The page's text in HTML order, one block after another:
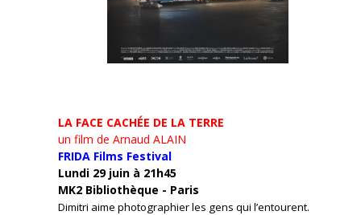
LA FACE CACHÉE DE LA TERRE
un film de Arnaud ALAIN
FRIDA Films Festival
Lundi 29 juin à 21h45
MK2 Bibliothèque - Paris
Dimitri aime photographier les gens qui l’entourent.